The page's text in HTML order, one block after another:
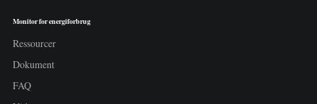
Monitor for energiforbrug
Ressourcer
Dokument
FAQ